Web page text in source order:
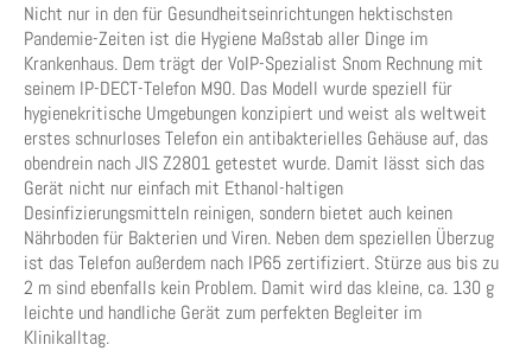
Nicht nur in den für Gesundheitseinrichtungen hektischsten
Pandemie-Zeiten ist die Hygiene Maßstab aller Dinge im
Krankenhaus. Dem trägt der VoIP-Spezialist Snom Rechnung mit
seinem IP-DECT-Telefon M90. Das Modell wurde speziell für
hygienekritische Umgebungen konzipiert und weist als weltweit
erstes schnurloses Telefon ein antibakterielles Gehäuse auf, das
obendrein nach JIS Z2801 getestet wurde. Damit lässt sich das
Gerät nicht nur einfach mit Ethanol-haltigen
Desinfizierungsmitteln reinigen, sondern bietet auch keinen
Nährboden für Bakterien und Viren. Neben dem speziellen Überzug
ist das Telefon außerdem nach IP65 zertifiziert. Stürze aus bis zu
2 m sind ebenfalls kein Problem. Damit wird das kleine, ca. 130 g
leichte und handliche Gerät zum perfekten Begleiter im
Klinikalltag.